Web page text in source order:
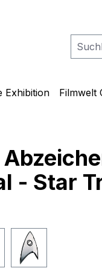
Exhibition Filmwelt
- Star